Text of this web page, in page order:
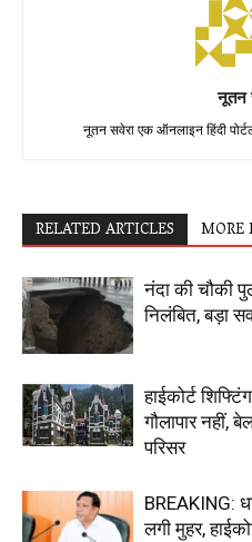
नूतन
नूतन सवेरा एक ऑनलाइन हिंदी
RELATED ARTICLES MORE
नंदा की चौकी
निलंबित, बड़ा
हाईकोर्ट
गौलापार नहीं,
परिसर
BREAKING:
लगी मुहर,